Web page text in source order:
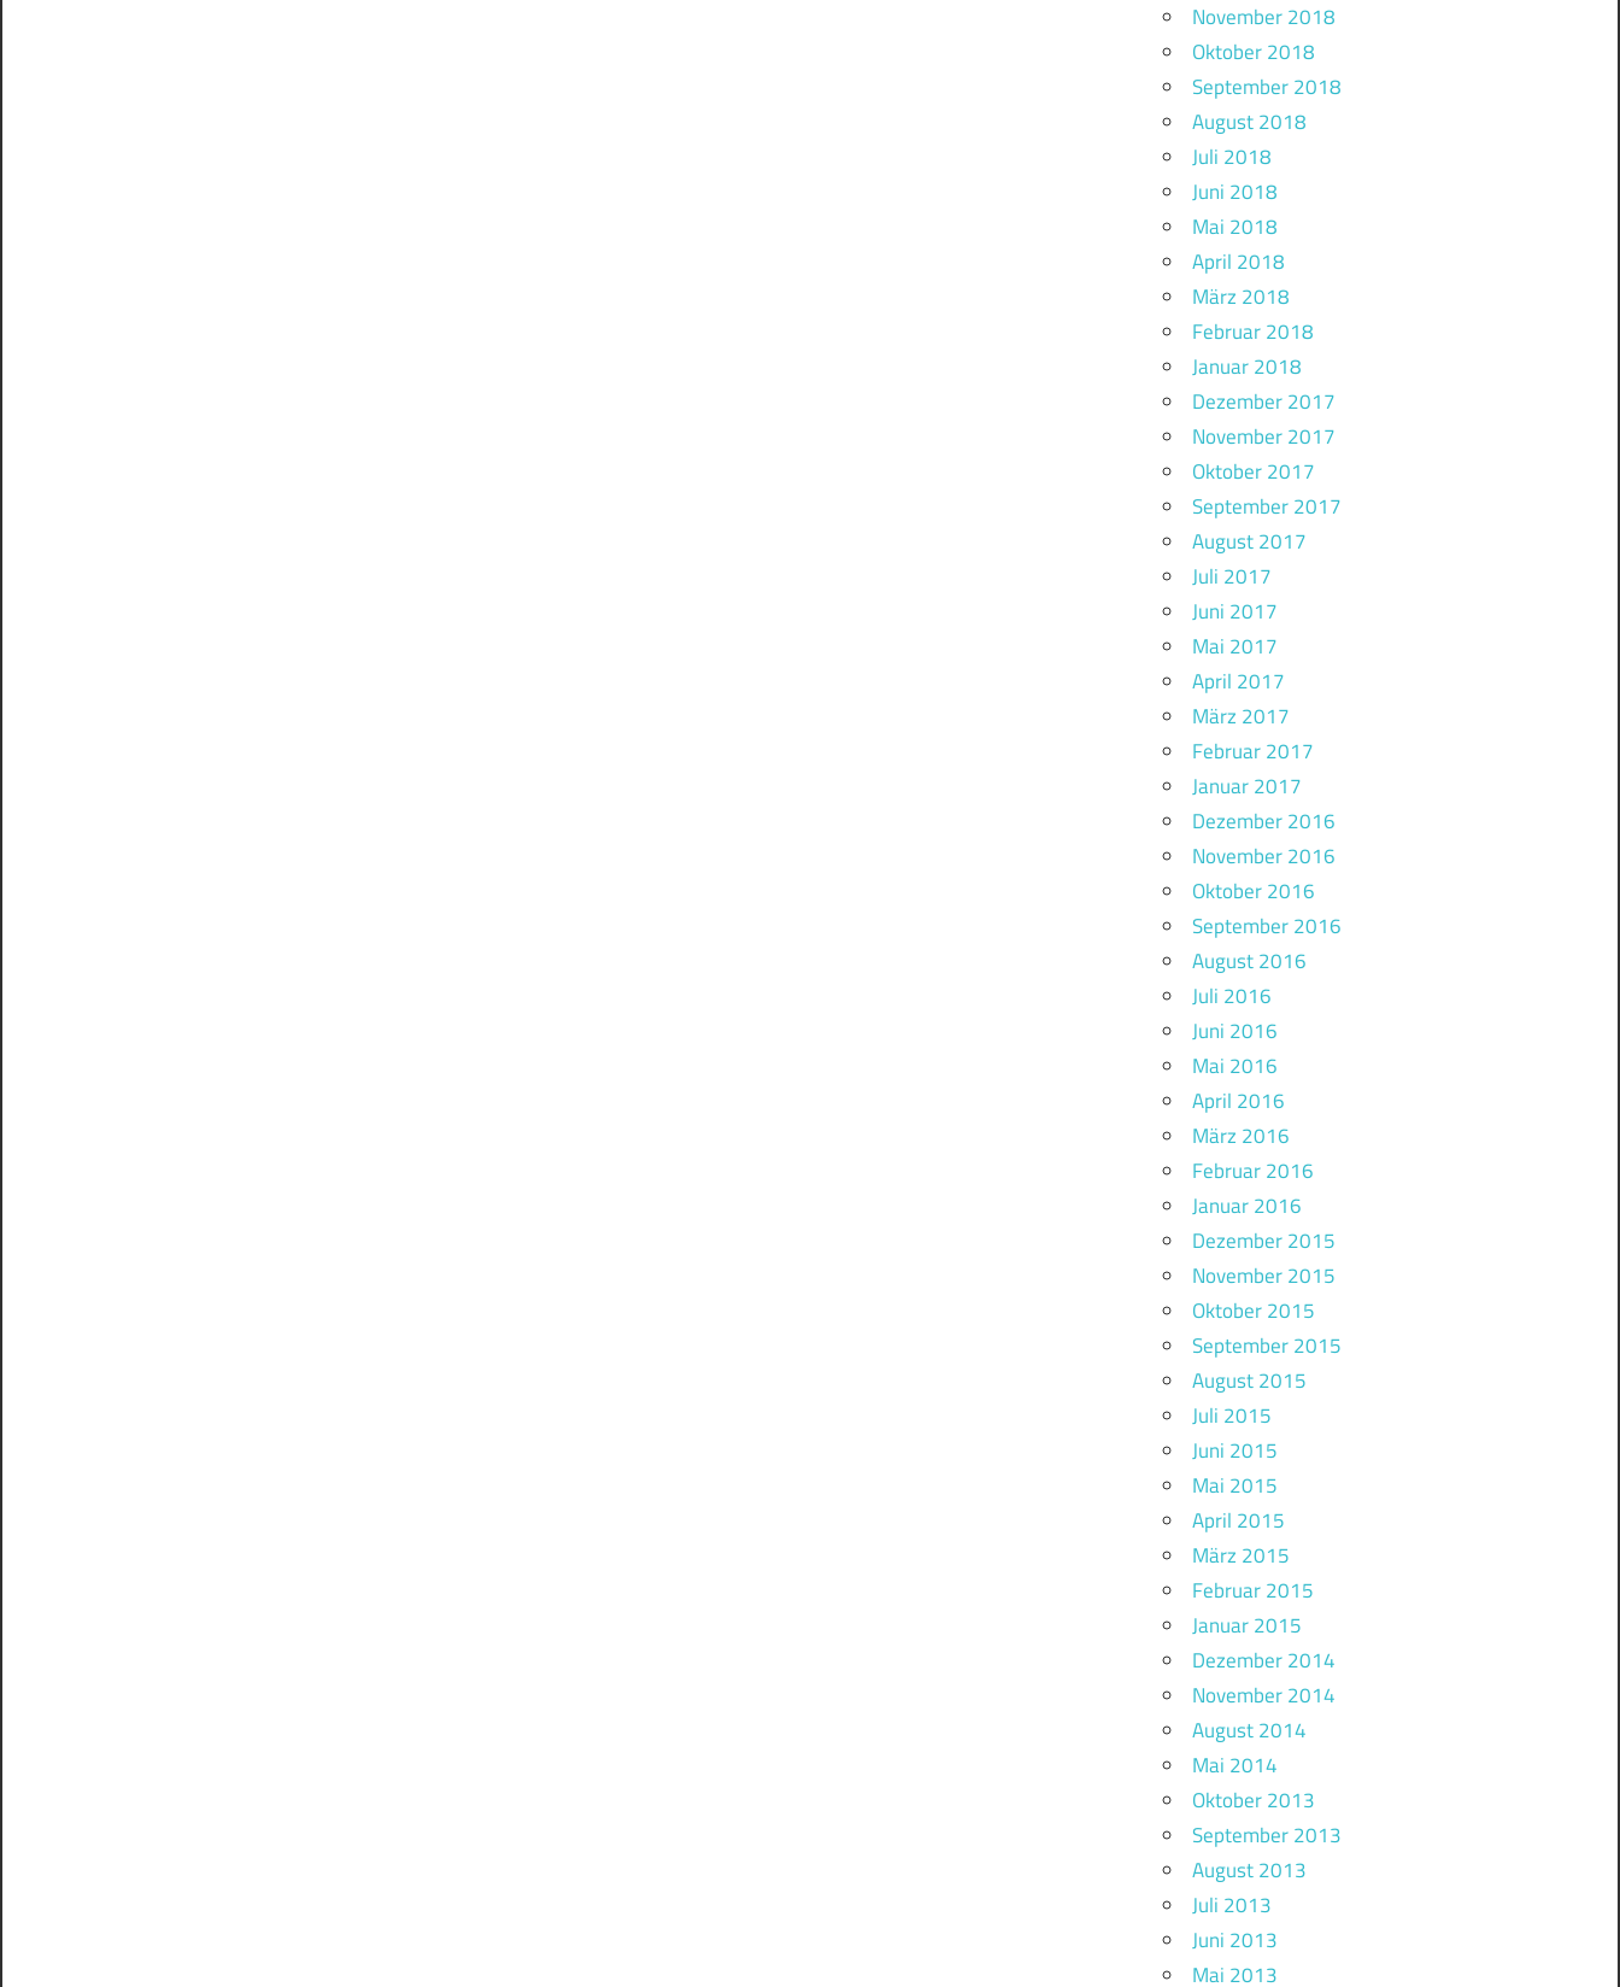
November 2018
Oktober 2018
September 2018
August 2018
Juli 2018
Juni 2018
Mai 2018
April 2018
März 2018
Februar 2018
Januar 2018
Dezember 2017
November 2017
Oktober 2017
September 2017
August 2017
Juli 2017
Juni 2017
Mai 2017
April 2017
März 2017
Februar 2017
Januar 2017
Dezember 2016
November 2016
Oktober 2016
September 2016
August 2016
Juli 2016
Juni 2016
Mai 2016
April 2016
März 2016
Februar 2016
Januar 2016
Dezember 2015
November 2015
Oktober 2015
September 2015
August 2015
Juli 2015
Juni 2015
Mai 2015
April 2015
März 2015
Februar 2015
Januar 2015
Dezember 2014
November 2014
August 2014
Mai 2014
Oktober 2013
September 2013
August 2013
Juli 2013
Juni 2013
Mai 2013